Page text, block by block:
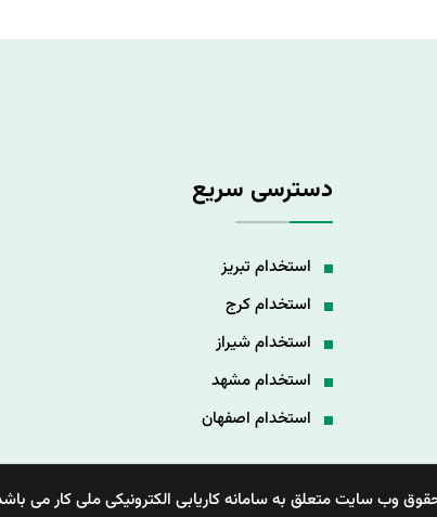
دسترسی سریع
استخدام تبریز
استخدام کرج
استخدام شیراز
استخدام مشهد
استخدام اصفهان
وب سایت متعلق به سامانه کاریابی الکترونیکی ملی کار می